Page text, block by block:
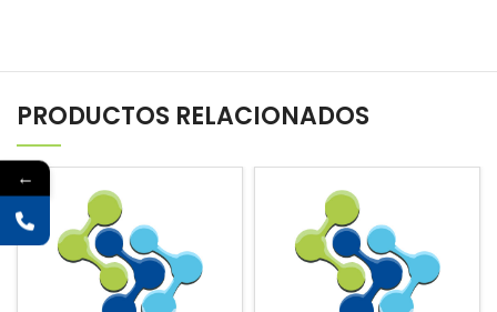
PRODUCTOS RELACIONADOS
←